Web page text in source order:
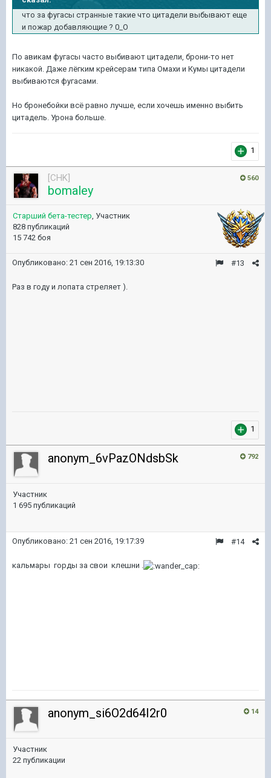
что за фугасы странные такие что цитадели выбывают еще
и пожар добавляющие ? 0_О
По авикам фугасы часто выбивают цитадели, брони-то нет
никакой. Даже лёгким крейсерам типа Омахи и Кумы цитадели
выбиваются фугасами.
Но бронебойки всё равно лучше, если хочешь именно выбить
цитадель. Урона больше.
1
560
[CHK]
bomaley
Старший бета-тестер, Участник
828 публикаций
15 742 боя
#13
Опубликовано: 21 сен 2016, 19:13:30
Раз в году и лопата стреляет ).
1
792
anonym_6vPazONdsbSk
Участник
1 695 публикаций
#14
Опубликовано: 21 сен 2016, 19:17:39
кальмары горды за свои клешни .
14
anonym_si6O2d64I2r0
Участник
22 публикации